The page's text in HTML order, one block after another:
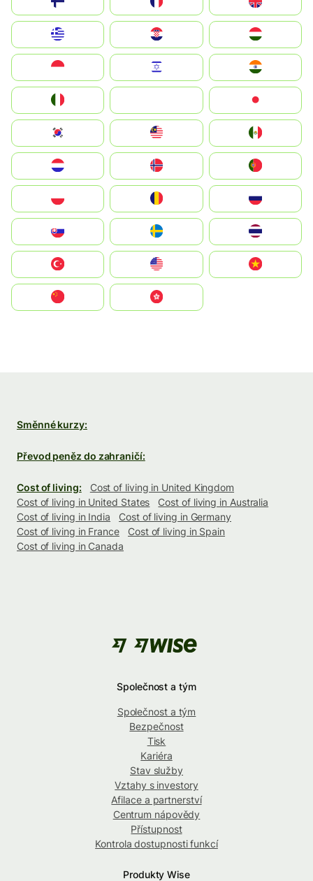
Magyarország
South Korea
United States
中國香港特別行政區
Směnné kurzy:
Převod peněz do zahraničí:
Cost of living:
Cost of living in United Kingdom
Cost of living in United States
Cost of living in Australia
Cost of living in India
Cost of living in Germany
Cost of living in France
Cost of living in Spain
Cost of living in Canada
Společnost a tým
Společnost a tým
Bezpečnost
Tisk
Kariéra
Stav služby
Vztahy s investory
Afilace a partnerství
Centrum nápovědy
Přístupnost
Kontrola dostupnosti funkcí
Produkty Wise